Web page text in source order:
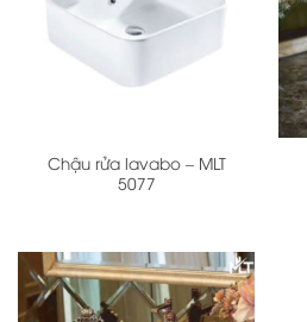
Chậu rửa lavabo – MLT
5077